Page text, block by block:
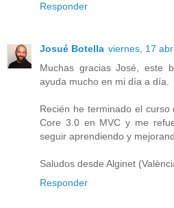
Responder
Josué Botella viernes, 17
Muchas gracias José, este
ayuda mucho en mi día a día.
Recién he terminado el curso
Core 3.0 en MVC y me
seguir aprendiendo y
Saludos desde Alginet
Responder